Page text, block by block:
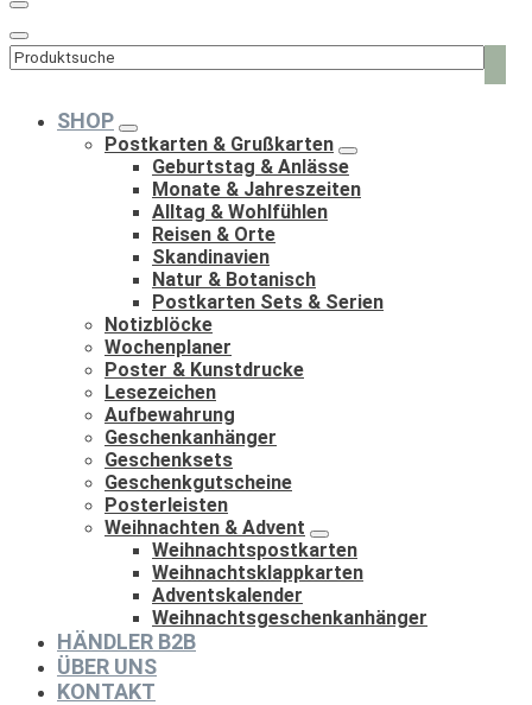
nach:
SHOP
Postkarten & Grußkarten
Geburtstag & Anlässe
Monate & Jahreszeiten
Alltag & Wohlfühlen
Reisen & Orte
Skandinavien
Natur & Botanisch
Postkarten Sets & Serien
Notizblöcke
Wochenplaner
Poster & Kunstdrucke
Lesezeichen
Aufbewahrung
Geschenkanhänger
Geschenksets
Geschenkgutscheine
Posterleisten
Weihnachten & Advent
Weihnachtspostkarten
Weihnachtsklappkarten
Adventskalender
Weihnachtsgeschenkanhänger
HÄNDLER B2B
ÜBER UNS
KONTAKT